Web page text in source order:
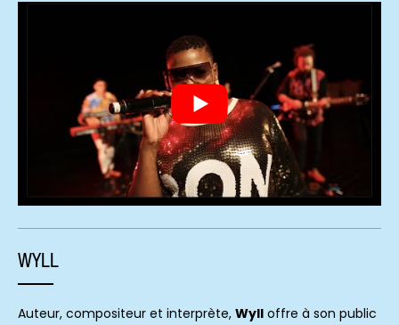
WYLL
Auteur, compositeur et interprète, Wyll offre à son public